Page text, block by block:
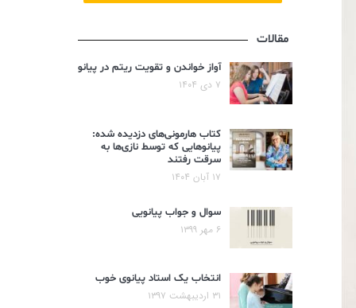
مقالات
آواز خواندن و تقویت ریتم در پیانو
۷ دی ۱۴۰۴
کتاب هارمونی‌های دزدیده شده:
پیانوهایی که توسط نازی‌ها به
سرقت رفتند
۱۷ آبان ۱۴۰۴
سوال و جواب پیانویی
۶ مهر ۱۳۹۹
انتخاب یک استاد پیانوی خوب
۳۱ اردیبهشت ۱۳۹۷